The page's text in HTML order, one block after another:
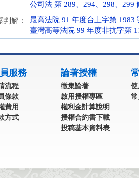
公司法 第 289、294、298、299
判解：
最高法院 91 年度台上字第 1983
臺灣高等法院 99 年度非抗字第
服務
流程
條款
費用
方式
論著授權
徵集論著
啟用授權專區
權利金計算說明
授權合約書下載
投稿基本資料表